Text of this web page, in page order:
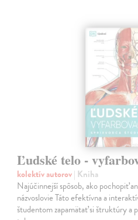
Ľudské telo -
kolektív autorov| Kniha
Najúčinnejší spôsob, ako pochopiť
názvoslovie Táto efektívna a
študentom zapamätať si štruktúry a